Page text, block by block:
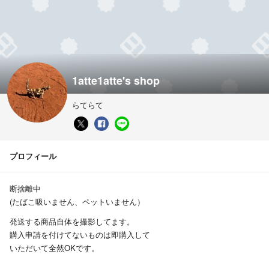
1atte1atte's shop
らてらて
プロフィール
断捨離中
(たばこ吸いません、ペットいません）
発送する商品自体を撮影してます。
購入申請を付けてないものは即購入して
いただいて全然OKです。